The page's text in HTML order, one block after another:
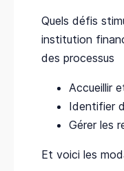
Quels défis
institution
des processus
Accueillir
Identifier
Gérer les
Et voici les